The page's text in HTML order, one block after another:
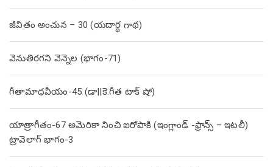
జీవితం అంచున – 30 (యదార్థ గాథ)
వెనుతిరగని వెన్నెల (భాగం-71)
గీతామాధవీయం-45 (డా||కె.గీత టాక్ షో)
యాత్రాగీతం-67 అమెరికా నించి ఐరోపాకి (ఇంగ్లాండ్ -ఫ్రాన్స్ – ఇటలీ)
ట్రావెలాగ్ భాగం-3